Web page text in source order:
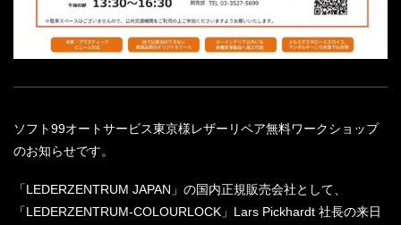
ソフト99オートサービス東京様レザーリペア無料ワークショップ
のお知らせです。
「LEDERZENTRUM JAPAN」の国内正規販売会社として、
「LEDERZENTRUM-COLOURLOCK」Lars Pickhardt 社長の来日